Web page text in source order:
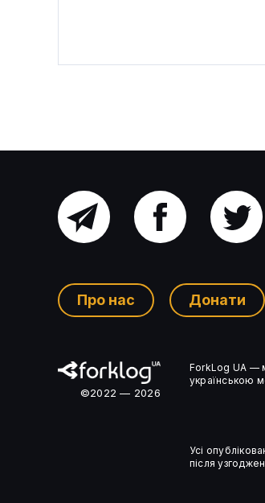
мішенями для M&A
Головний
Ком’юніті-
чат
Facebook
Про нас Донати
©2022 — 2026
ForkLog UA —
українською
Усі
після